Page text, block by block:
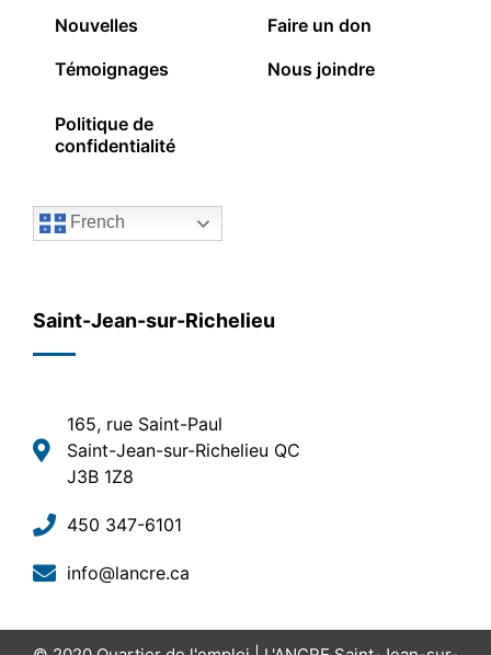
Nouvelles
Témoignages
Faire un don
Nous joindre
Politique de
confidentialité
French
Saint-Jean-sur-Richelieu
165, rue Saint-Paul
Saint-Jean-sur-Richelieu QC
J3B 1Z8
450 347-6101
info@lancre.ca